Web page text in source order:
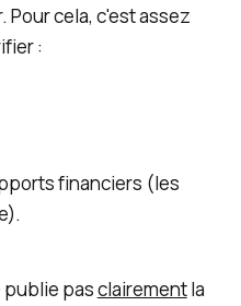
cela, c'est assez
:
financiers (les
publie pasclairementla